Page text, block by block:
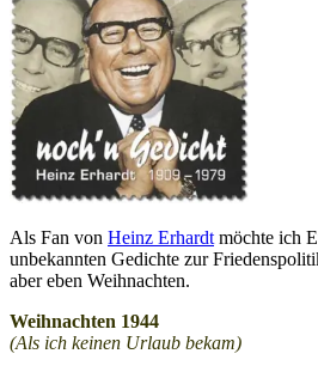
Als Fan von Heinz Erhardtmöchte ich
unbekannten Gedichte zur
aber eben Weihnachten.
Weihnachten 1944
(Als ich keinen Urlaub bekam)